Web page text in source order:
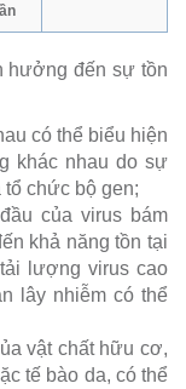
hưởng đến sự tồn
có thể biểu hiện
khác nhau do sự
tổ chức bộ gen;
của virus bám
khả năng tồn tại
lượng virus cao
lây nhiễm có thể
vật chất hữu cơ,
tế bào da, có thể